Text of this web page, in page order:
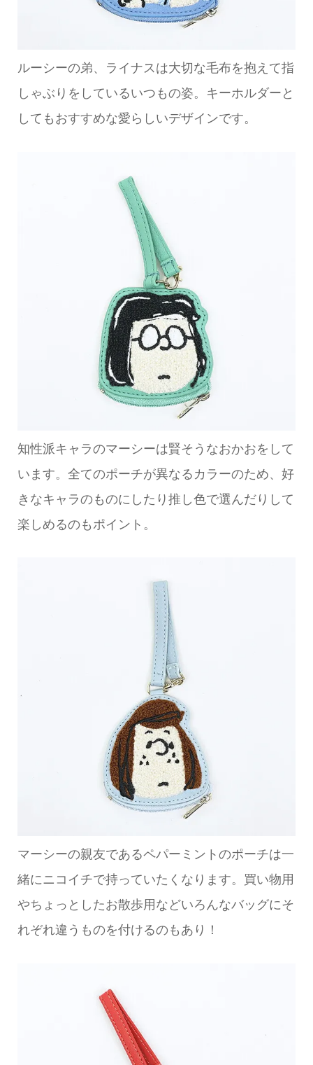
ルーシーの弟、ライナスは大切な毛布を抱えて指
しゃぶりをしているいつもの姿。キーホルダーと
してもおすすめな愛らしいデザインです。
知性派キャラのマーシーは賢そうなおかおをして
います。全てのポーチが異なるカラーのため、好
きなキャラのものにしたり推し色で選んだりして
楽しめるのもポイント。
マーシーの親友であるペパーミントのポーチは一
緒にニコイチで持っていたくなります。買い物用
やちょっとしたお散歩用などいろんなバッグにそ
れぞれ違うものを付けるのもあり！